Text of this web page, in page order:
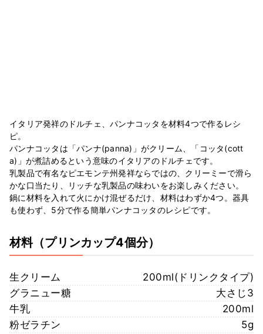
イタリア発祥のドルチェ、パンナコッタを材料4つで作るレシ
ピ。
パンナコッタは「パンナ(panna)」がクリーム、「コッタ(cott
a)」が煮詰めるという意味のイタリアのドルチェです。
乳製品で有名なピエモンテ州発祥ならではの、クリーミーで滑ら
かな口当たり、リッチな乳製品の味わいをお楽しみください。
鍋に材料を入れて火にかけ混ぜるだけ、材料はわずか4つ。器具
も使わず、5分で作る簡単パンナコッタのレシピです。
材料（プリンカップ4個分）
生クリーム
200ml(ドリンクタイプ)
グラニュー糖
大さじ3
牛乳
200ml
粉ゼラチン
5g